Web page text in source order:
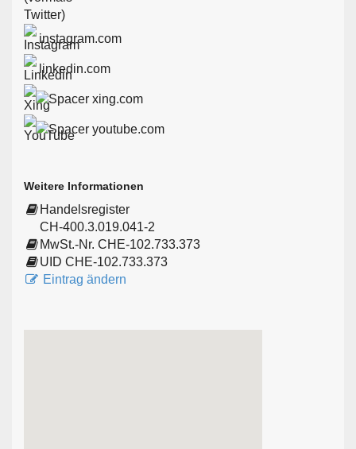
instagram.com
linkedin.com
xing.com
youtube.com
Weitere Informationen
Handelsregister
CH-400.3.019.041-2
MwSt.-Nr. CHE-102.733.373
UID CHE-102.733.373
Eintrag ändern